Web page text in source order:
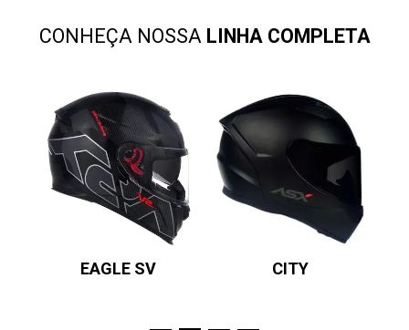
CONHEÇA NOSSA LINHA COMPLETA
EAGLE SV CITY